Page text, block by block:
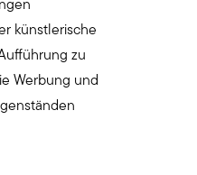
künstlerische
zu
Werbung und